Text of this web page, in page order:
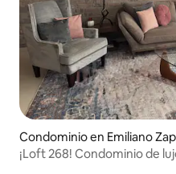
manejado por nuestro
seguridad. Para las familias
pequeños, tenemos cunas
tablas de boogie, toallas de
equipos necesarios para
los que les encanta la playa.
Condominio en Emiliano
¡Loft 268! Condominio de